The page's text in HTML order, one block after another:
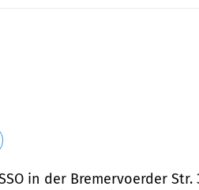
in der Bremervoerder